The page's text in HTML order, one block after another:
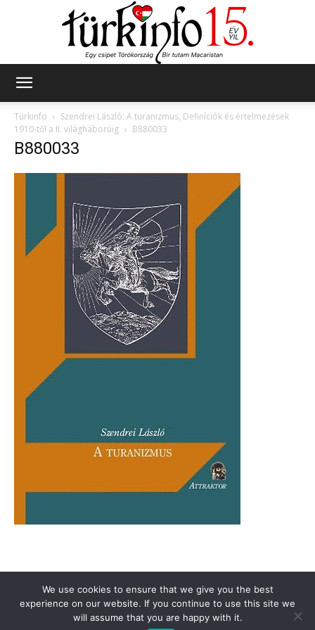
Türkinfo
Szendrei László: A turanizmus, Definíciók és értelmezések
1910-től a II. világháborúig
B880033
B880033
Támogasd a Türkinfót! Kiadványaink
Médiaajánlat
Impresszum
Adatkezelési Tájékoztató ÁSZF
Alapítvány
Rólunk
Kapcsolat
We use cookies to ensure that we give you the best
experience on our website. If you continue to use this site we
will assume that you are happy with it.